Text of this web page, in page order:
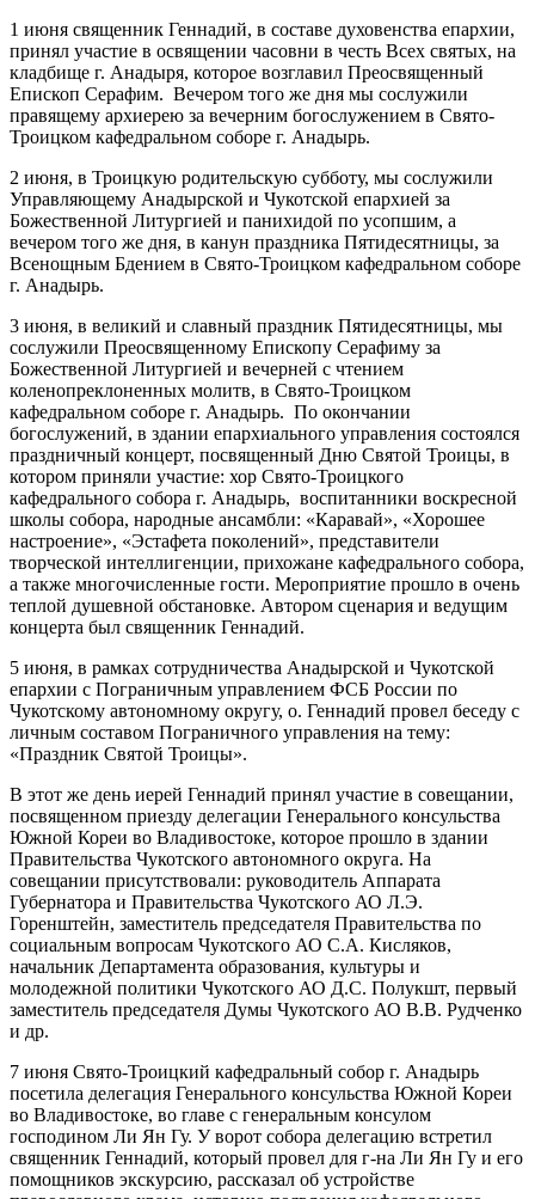
1 июня священник Геннадий, в составе духовенства епархии,
принял участие в освящении часовни в честь Всех святых, на
кладбище г. Анадыря, которое возглавил Преосвященный
Епископ Серафим. Вечером того же дня мы сослужили
правящему архиерею за вечерним богослужением в Свято-
Троицком кафедральном соборе г. Анадырь.
2 июня, в Троицкую родительскую субботу, мы сослужили
Управляющему Анадырской и Чукотской епархией за
Божественной Литургией и панихидой по усопшим, а
вечером того же дня, в канун праздника Пятидесятницы, за
Всенощным Бдением в Свято-Троицком кафедральном соборе
г. Анадырь.
3 июня, в великий и славный праздник Пятидесятницы, мы
сослужили Преосвященному Епископу Серафиму за
Божественной Литургией и вечерней с чтением
коленопреклоненных молитв, в Свято-Троицком
кафедральном соборе г. Анадырь. По окончании
богослужений, в здании епархиального управления состоялся
праздничный концерт, посвященный Дню Святой Троицы, в
котором приняли участие: хор Свято-Троицкого
кафедрального собора г. Анадырь, воспитанники воскресной
школы собора, народные ансамбли: «Каравай», «Хорошее
настроение», «Эстафета поколений», представители
творческой интеллигенции, прихожане кафедрального собора,
а также многочисленные гости. Мероприятие прошло в очень
теплой душевной обстановке. Автором сценария и ведущим
концерта был священник Геннадий.
5 июня, в рамках сотрудничества Анадырской и Чукотской
епархии с Пограничным управлением ФСБ России по
Чукотскому автономному округу, о. Геннадий провел беседу с
личным составом Пограничного управления на тему:
«Праздник Святой Троицы».
В этот же день иерей Геннадий принял участие в совещании,
посвященном приезду делегации Генерального консульства
Южной Кореи во Владивостоке, которое прошло в здании
Правительства Чукотского автономного округа. На
совещании присутствовали: руководитель Аппарата
Губернатора и Правительства Чукотского АО Л.Э.
Горенштейн, заместитель председателя Правительства по
социальным вопросам Чукотского АО С.А. Кисляков,
начальник Департамента образования, культуры и
молодежной политики Чукотского АО Д.С. Полукшт, первый
заместитель председателя Думы Чукотского АО В.В. Рудченко
и др.
7 июня Свято-Троицкий кафедральный собор г. Анадырь
посетила делегация Генерального консульства Южной Кореи
во Владивостоке, во главе с генеральным консулом
господином Ли Ян Гу. У ворот собора делегацию встретил
священник Геннадий, который провел для г-на Ли Ян Гу и его
помощников экскурсию, рассказал об устройстве